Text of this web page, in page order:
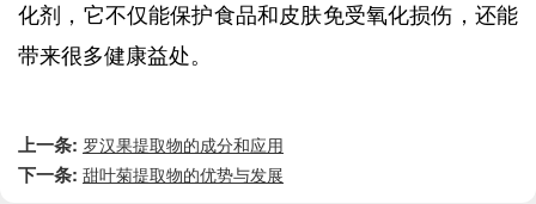
化剂，它不仅能保护食品和皮肤免受氧化损伤，还能
带来很多健康益处。
上一条: 罗汉果提取物的成分和应用
下一条: 甜叶菊提取物的优势与发展